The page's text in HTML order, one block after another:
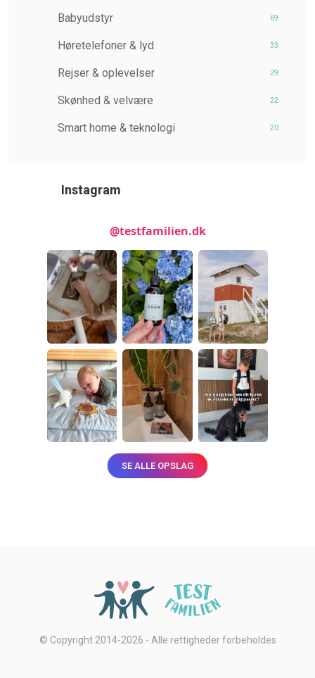
Babyudstyr 69
Høretelefoner & lyd 33
Rejser & oplevelser 29
Skønhed & velvære 22
Smart home & teknologi 20
Instagram
@testfamilien.dk
SE ALLE OPSLAG
© Copyright 2014-2026 - Alle rettigheder forbeholdes